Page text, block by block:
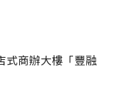
式商辦大樓「豐融